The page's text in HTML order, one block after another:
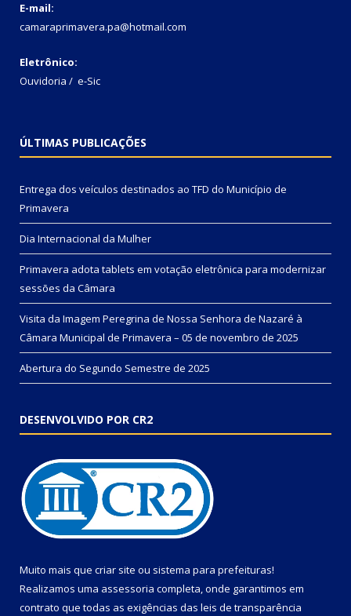
E-mail:
camaraprimavera.pa@hotmail.com
Eletrônico:
Ouvidoria / e-Sic
ÚLTIMAS PUBLICAÇÕES
Entrega dos veículos destinados ao TFD do Município de
Primavera
Dia Internacional da Mulher
Primavera adota tablets em votação eletrônica para modernizar
sessões da Câmara
Visita da Imagem Peregrina de Nossa Senhora de Nazaré à
Câmara Municipal de Primavera – 05 de novembro de 2025
Abertura do Segundo Semestre de 2025
DESENVOLVIDO POR CR2
Muito mais que criar site ou sistema para prefeituras!
Realizamos uma assessoria completa, onde garantimos em
contrato que todas as exigências das leis de transparência